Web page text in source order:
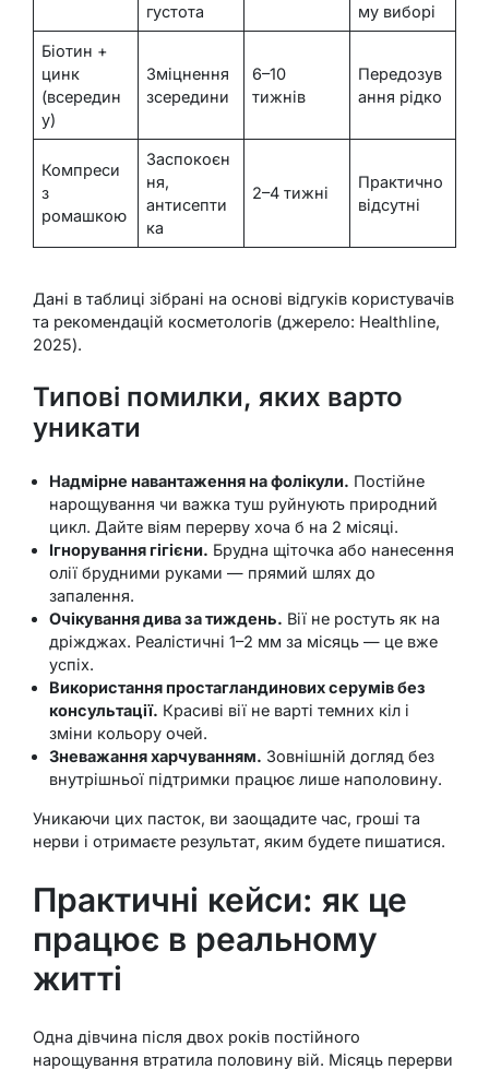
густота
му виборі
Біотин +
цинк
(всередин
у)
Зміцнення
зсередини
6–10
тижнів
Передозув
ання рідко
Компреси
з
ромашкою
Заспокоєн
ня,
антисепти
ка
2–4 тижні
Практично
відсутні
Дані в таблиці зібрані на основі відгуків користувачів
та рекомендацій косметологів (джерело: Healthline,
2025).
Типові помилки, яких варто
уникати
Надмірне навантаження на фолікули. Постійне
нарощування чи важка туш руйнують природний
цикл. Дайте віям перерву хоча б на 2 місяці.
Ігнорування гігієни. Брудна щіточка або нанесення
олії брудними руками — прямий шлях до
запалення.
Очікування дива за тиждень. Вії не ростуть як на
дріжджах. Реалістичні 1–2 мм за місяць — це вже
успіх.
Використання простагландинових серумів без
консультації. Красиві вії не варті темних кіл і
зміни кольору очей.
Зневажання харчуванням. Зовнішній догляд без
внутрішньої підтримки працює лише наполовину.
Уникаючи цих пасток, ви заощадите час, гроші та
нерви і отримаєте результат, яким будете пишатися.
Практичні кейси: як це
працює в реальному
житті
Одна дівчина після двох років постійного
нарощування втратила половину вій. Місяць перерви